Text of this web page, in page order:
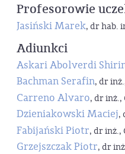
Profesorowie
Jasiński Marek, dr hab.
Adiunkci
Askari Abolverdi
Bachman Serafin, dr
Carreno Alvaro, dr inż.,
Dzieniakowski Maciej,
Fabijański Piotr, dr inż.,
Grzejszczak Piotr, dr